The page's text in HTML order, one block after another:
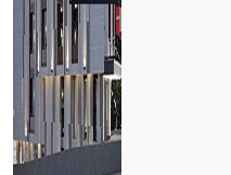
GÖZLER KALBİN AYNASI MI?
Kaçıncı sınıf yöneticisiniz?
En iyi mesleklerin %60’i henüz
“80’e 20” Kuralı